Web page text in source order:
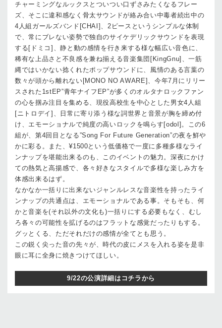
チャーミングなルックスとついつい口ずさみたくなるフレー
ズ、そこに違和感なく骨太サウンドが絡み合い中毒者続出中の
4人組ガールズバンド[CHAI]、2ピースというシンプルな体制
で、常にブレない姿勢で独自のサイケデリックサウンドを表現
する[ドミコ]、静と動の感情を行き来する様な幅広い音色に、
稀有な上品さと不良感を兼ね揃える音楽集団[KingGnu]、一筋
縄ではいかない捻くれたポップサウンドに、風情のある言葉の
数々が頭から離れない[MONO NO AWARE]、今年7月にリリー
スされた1stEP”青年ナイフEP”が多くのオルタナロックファン
の心を掴み注目を集める、現役高校生を中心とした男女4人組
[ニトロデイ]、日常に寄り添う様な詞世界と音景が胸を締め付
け、エモーショナルで純度の高いロックを鳴らす[odol]。この6
組が、第4回目となる”Song For Future Generation”の夜を鮮や
かに彩る。また、¥1500という低価格で一度に多種多様なライ
ンナップを堪能出来るのも、このイベントの魅力。深夜にかけ
ての熱気と高揚感で、各々好きなスタイルで多様な楽しみ方を
体感出来るはず。
なかなか一括りに出来ないジャンルレスな音楽性を持ったライ
ンナップの共通点は、エモーショナルである事。そもそも、何
かと音楽を(それ以外の文化も)一括りにする必要もなく、むし
ろ各々の可能性を拡げるのはフラットな感覚だったりもする。
グッとくる、ただそれだけの感情が全てとも思う。
この鋭く尖った音の先々が、時代の皮にメスを入れる姿を是非
眼に耳に全身に焼きつけてほしい。
9/22の公演詳細はコチラから